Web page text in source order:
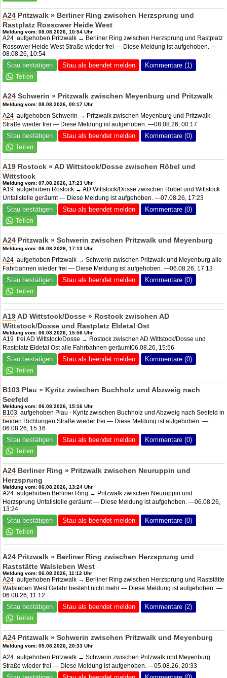
A24 Pritzwalk » Berliner Ring zwischen Herzsprung und
Rastplatz Rossower Heide West
Meldung vom: 08.08.2026, 10:54 Uhr
A24 aufgehoben Pritzwalk → Berliner Ring zwischen Herzsprung und Rastplatz
Rossower Heide West Straße wieder frei — Diese Meldung ist aufgehoben. —
08.08.26, 10:54
Stau bestätigen Stau als beendet melden Kommentare (1)
A24 Schwerin » Pritzwalk zwischen Meyenburg und Pritzwalk
Meldung vom: 08.08.2026, 00:17 Uhr
A24 aufgehoben Schwerin → Pritzwalk zwischen Meyenburg und Pritzwalk
Straße wieder frei — Diese Meldung ist aufgehoben. —08.08.26, 00:17
Stau bestätigen Stau als beendet melden Kommentare (0)
A19 Rostock »AD Wittstock/Dosse zwischen Röbel und
Wittstock
Meldung vom: 07.08.2026, 17:23 Uhr
A19 aufgehoben Rostock →AD Wittstock/Dosse zwischen Röbel und Wittstock
Unfallstelle geräumt — Diese Meldung ist aufgehoben. —07.08.26, 17:23
Stau bestätigen Stau als beendet melden Kommentare (0)
A24 Pritzwalk » Schwerin zwischen Pritzwalk und Meyenburg
Meldung vom: 06.08.2026, 17:13 Uhr
A24 aufgehoben Pritzwalk → Schwerin zwischen Pritzwalk und Meyenburg alle
Fahrbahnen wieder frei — Diese Meldung ist aufgehoben. —06.08.26, 17:13
Stau bestätigen Stau als beendet melden Kommentare (0)
A19 AD Wittstock/Dosse » Rostock zwischenAD
Wittstock/Dosse und Rastplatz Eldetal Ost
Meldung vom: 06.08.2026, 15:56 Uhr
A19 freiAD Wittstock/Dosse → Rostock zwischenAD Wittstock/Dosse und
Rastplatz Eldetal Ost alle Fahrbahnen geräumt06.08.26, 15:56
Stau bestätigen Stau als beendet melden Kommentare (0)
B103 Plau » Kyritz zwischen Buchholz und Abzweig nach
Seefeld
Meldung vom: 06.08.2026, 15:16 Uhr
B103 aufgehoben Plau - Kyritz zwischen Buchholz und Abzweig nach Seefeld in
beiden Richtungen Straße wieder frei — Diese Meldung ist aufgehoben. —
06.08.26, 15:16
Stau bestätigen Stau als beendet melden Kommentare (0)
A24 Berliner Ring » Pritzwalk zwischen Neuruppin und
Herzsprung
Meldung vom: 06.08.2026, 13:24 Uhr
A24 aufgehoben Berliner Ring → Pritzwalk zwischen Neuruppin und
Herzsprung Unfallstelle geräumt — Diese Meldung ist aufgehoben. —06.08.26,
13:24
Stau bestätigen Stau als beendet melden Kommentare (0)
A24 Pritzwalk » Berliner Ring zwischen Herzsprung und
Raststätte Walsleben West
Meldung vom: 06.08.2026, 11:12 Uhr
A24 aufgehoben Pritzwalk → Berliner Ring zwischen Herzsprung und Raststätte
Walsleben West Gefahr besteht nicht mehr — Diese Meldung ist aufgehoben. —
06.08.26, 11:12
Stau bestätigen Stau als beendet melden Kommentare (2)
A24 Pritzwalk » Schwerin zwischen Pritzwalk und Meyenburg
Meldung vom: 05.08.2026, 20:33 Uhr
A24 aufgehoben Pritzwalk → Schwerin zwischen Pritzwalk und Meyenburg
Straße wieder frei — Diese Meldung ist aufgehoben. —05.08.26, 20:33